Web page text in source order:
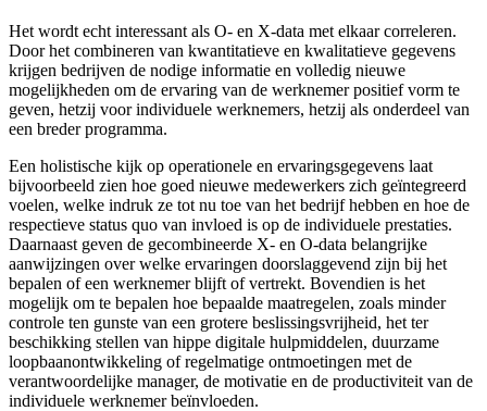
Het wordt echt interessant als O- en X-data met elkaar correleren.
Door het combineren van kwantitatieve en kwalitatieve gegevens
krijgen bedrijven de nodige informatie en volledig nieuwe
mogelijkheden om de ervaring van de werknemer positief vorm te
geven, hetzij voor individuele werknemers, hetzij als onderdeel van
een breder programma.
Een holistische kijk op operationele en ervaringsgegevens laat
bijvoorbeeld zien hoe goed nieuwe medewerkers zich geïntegreerd
voelen, welke indruk ze tot nu toe van het bedrijf hebben en hoe de
respectieve status quo van invloed is op de individuele prestaties.
Daarnaast geven de gecombineerde X- en O-data belangrijke
aanwijzingen over welke ervaringen doorslaggevend zijn bij het
bepalen of een werknemer blijft of vertrekt. Bovendien is het
mogelijk om te bepalen hoe bepaalde maatregelen, zoals minder
controle ten gunste van een grotere beslissingsvrijheid, het ter
beschikking stellen van hippe digitale hulpmiddelen, duurzame
loopbaanontwikkeling of regelmatige ontmoetingen met de
verantwoordelijke manager, de motivatie en de productiviteit van de
individuele werknemer beïnvloeden.